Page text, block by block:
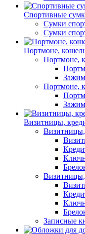
Спортивные
Сумки
Сумки
Портмоне,
Портмоне,
Портмоне,
Визитницы,
Записные